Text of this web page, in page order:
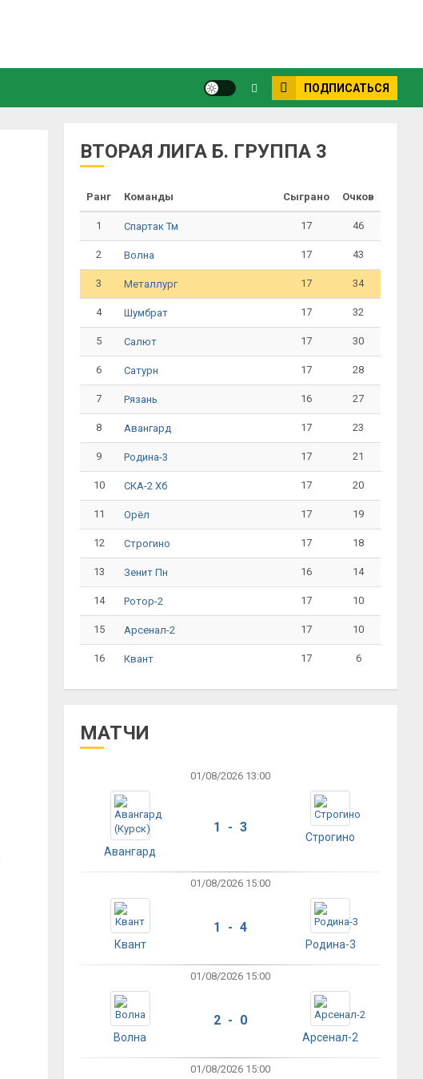
ПОДПИСАТЬСЯ
ВТОРАЯ ЛИГА Б. ГРУППА 3
Ранг Команды Сыграно Очков
1 Спартак Тм 17 46
2 Волна 17 43
3 Металлург 17 34
4 Шумбрат 17 32
5 Салют 17 30
6 Сатурн 17 28
7 Рязань 16 27
8 Авангард 17 23
9 Родина-3 17 21
10 СКА-2 Хб 17 20
11 Орёл 17 19
12 Строгино 17 18
13 Зенит Пн 16 14
14 Ротор-2 17 10
15 Арсенал-2 17 10
16 Квант 17 6
МАТЧИ
01/08/2026 13:00
Авангард
1 - 3
Строгино
01/08/2026 15:00
Квант
1 - 4
Родина-3
01/08/2026 15:00
Волна
2 - 0
Арсенал-2
01/08/2026 15:00